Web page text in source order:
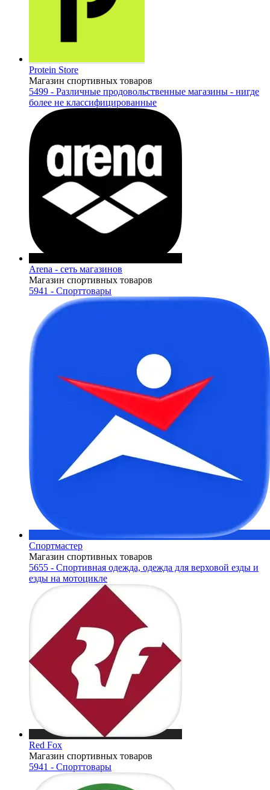
Protein Store
Магазин спортивных товаров
5499 - Различные продовольственные магазины - нигде
более не классифицированные
Arena - сеть магазинов
Магазин спортивных товаров
5941 - Спорттовары
Спортмастер
Магазин спортивных товаров
5655 - Спортивная одежда, одежда для верховой езды и
езды на мотоцикле
Red Fox
Магазин спортивных товаров
5941 - Спорттовары